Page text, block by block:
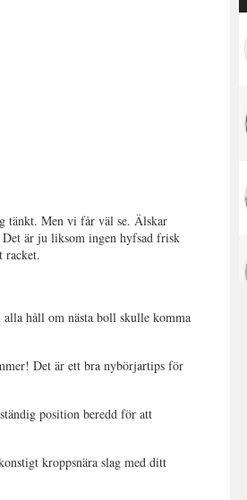
tänkt. Men vi får väl se. Älskar
är ju liksom ingen hyfsad frisk
racket.
håll om nästa boll skulle komma
Det är ett bra nybörjartips för
position beredd för att
kroppsnära slag med ditt